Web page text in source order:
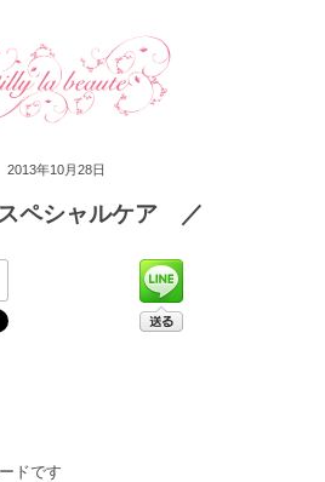
2013年10月28日
ペシャルケア ／
ドです